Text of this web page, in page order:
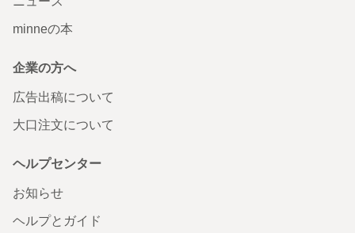
minneの本
企業の方へ
広告出稿について
大口注文について
ヘルプセンター
お知らせ
ヘルプとガイド